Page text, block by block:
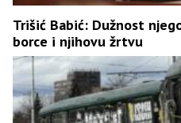
Trišić Babić: Dužnost
borce i njihovu žrtvu